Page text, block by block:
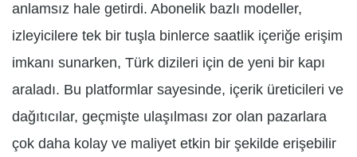
anlamsız hale getirdi. Abonelik bazlı modeller,
izleyicilere tek bir tuşla binlerce saatlik içeriğe erişim
imkanı sunarken, Türk dizileri için de yeni bir kapı
araladı. Bu platformlar sayesinde, içerik üreticileri ve
dağıtıcılar, geçmişte ulaşılması zor olan pazarlara
çok daha kolay ve maliyet etkin bir şekilde erişebilir